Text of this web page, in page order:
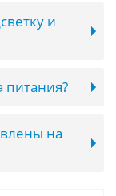
и
питания?
на